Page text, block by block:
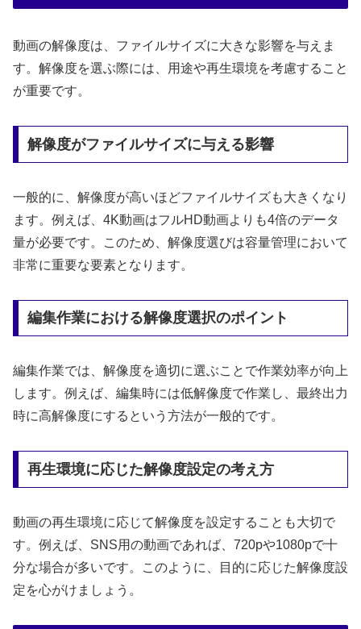
動画の解像度は、ファイルサイズに大きな影響を与えま
す。解像度を選ぶ際には、用途や再生環境を考慮すること
が重要です。
解像度がファイルサイズに与える影響
一般的に、解像度が高いほどファイルサイズも大きくなり
ます。例えば、4K動画はフルHD動画よりも4倍のデータ
量が必要です。このため、解像度選びは容量管理において
非常に重要な要素となります。
編集作業における解像度選択のポイント
編集作業では、解像度を適切に選ぶことで作業効率が向上
します。例えば、編集時には低解像度で作業し、最終出力
時に高解像度にするという方法が一般的です。
再生環境に応じた解像度設定の考え方
動画の再生環境に応じて解像度を設定することも大切で
す。例えば、SNS用の動画であれば、720pや1080pで十
分な場合が多いです。このように、目的に応じた解像度設
定を心がけましょう。